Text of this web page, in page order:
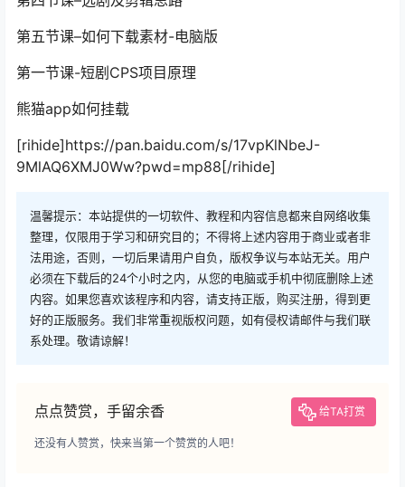
第五节课–如何下载素材-电脑版
第一节课-短剧CPS项目原理
熊猫app如何挂载
[rihide]https://pan.baidu.com/s/17vpKlNbeJ-
9MlAQ6XMJ0Ww?pwd=mp88[/rihide]
温馨提示：本站提供的一切软件、教程和内容信息都来自网络收集
整理，仅限用于学习和研究目的；不得将上述内容用于商业或者非
法用途，否则，一切后果请用户自负，版权争议与本站无关。用户
必须在下载后的24个小时之内，从您的电脑或手机中彻底删除上述
内容。如果您喜欢该程序和内容，请支持正版，购买注册，得到更
好的正版服务。我们非常重视版权问题，如有侵权请邮件与我们联
系处理。敬请谅解！
点点赞赏，手留余香 给TA打赏
还没有人赞赏，快来当第一个赞赏的人吧！